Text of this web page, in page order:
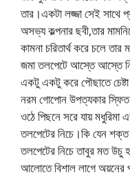
তার।একটা লজ্জা সেই সাথে
অসভ্য কল্পনার ছবী,তার
কামনা চরিতার্থ করে চলে তার
জমা তলপেটে আস্তে আস্তে
একটু একটু করে পৌছাতে
নরম গোপোন উপত্যকার স্ফিত
ওঠে পিছনে সরে যায় মধুরিমা
তলপেটের নিচে।কি যেন শক্ত
তলপেটের নিচে তাবুর মত
আলোতে বিশাল লাগে অয়নের